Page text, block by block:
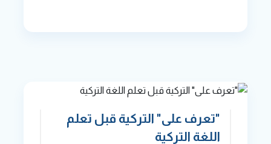
"تعرف على" التركية قبل تعلم
اللغة التركية